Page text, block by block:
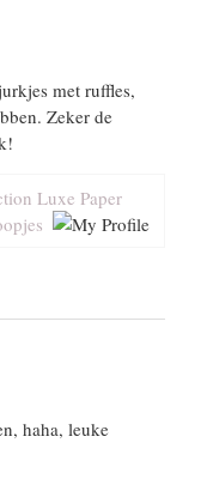
met ruffles,
Zeker de
Luxe Paper
haha, leuke